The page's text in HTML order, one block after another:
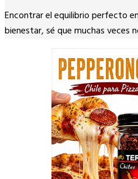
Copy
Link
Encontrar el equilibrio perfecto
bienestar, sé que muchas